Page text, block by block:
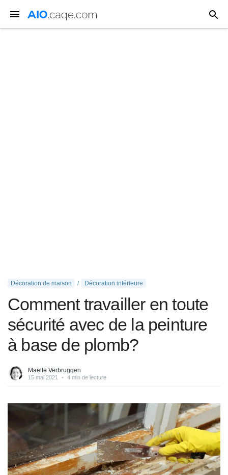
Décoration de maison Décoration intérieure
Comment travailler en toute
sécurité avec de la peinture
à base de plomb?
Maëlle Verbruggen
15 mai 2021 • 4 min de lecture